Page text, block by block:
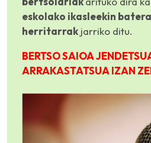
eskolako ikasleekin batera
herritarrak jarriko ditu.
BERTSO SAIOA
ARRAKASTATSUA IZAN